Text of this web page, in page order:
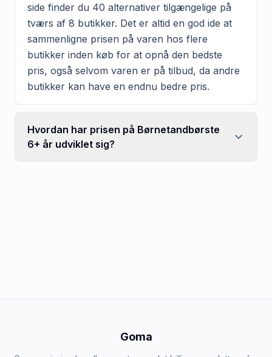
side finder du 40 alternativer tilgængelige på
tværs af 8 butikker. Det er altid en god ide at
sammenligne prisen på varen hos flere
butikker inden køb for at opnå den bedste
pris, også selvom varen er på tilbud, da andre
butikker kan have en endnu bedre pris.
Hvordan har prisen på Børnetandbørste
6+ år udviklet sig?
Goma